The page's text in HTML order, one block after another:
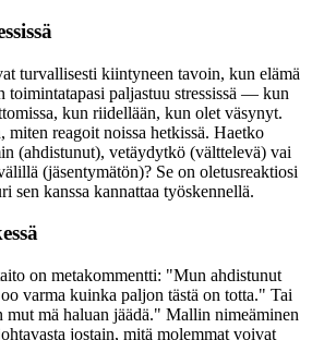
turvallisesti kiintyneen tavoin, kun elämä
toimintatapasi paljastuu stressissä — kun
kun riidellään, kun olet väsynyt.
reagoit noissa hetkissä. Haetko
(ahdistunut), vetäydytkö (välttelevä) vai
(jäsentymätön)? Se on oletusreaktiosi
sen kanssa kannattaa työskennellä.
on metakommentti: "Mun ahdistunut
varma kuinka paljon tästä on totta." Tai
mut mä haluan jäädä." Mallin nimeäminen
jostain, mitä molemmat voivat